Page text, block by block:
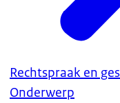
Rechtspraak en
Onderwerp